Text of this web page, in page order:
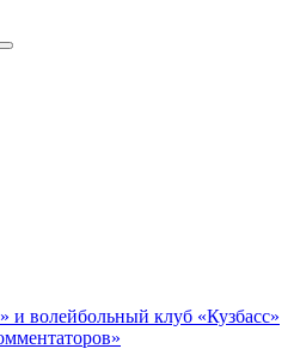
и волейбольный клуб «Кузбасс»